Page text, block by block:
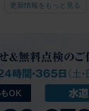
更新情報をもっと見る